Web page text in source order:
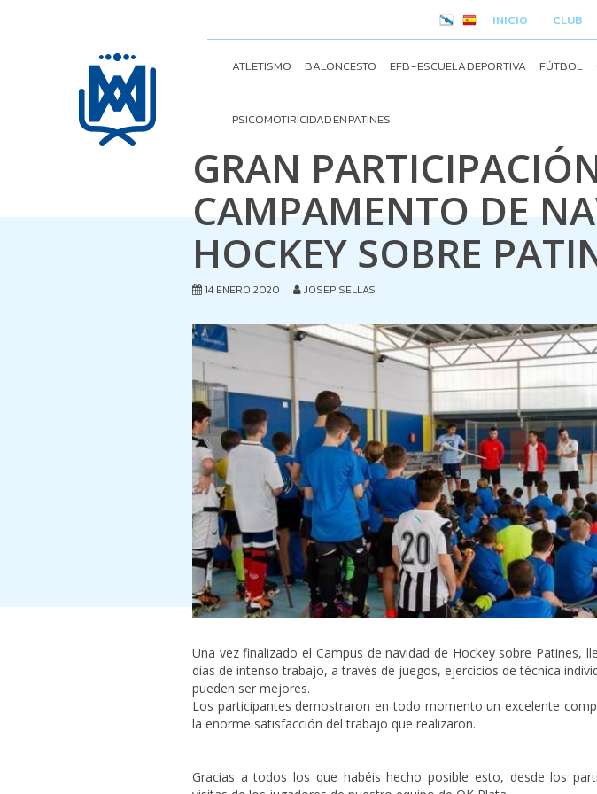
INICIO CLUB
ATLETISMO BALONCESTO EFB - ESCUELA DEPORTIVA FÚTBOL
PSICOMOTIRICIDAD EN PATINES
GRAN
CAMPAMENTO DE
HOCKEY SOBRE
14 ENERO 2020 JOSEP SELLAS
Una vez finalizado el Campus de navidad de Hockey sobre Patines,
días de intenso trabajo, a través de juegos, ejercicios de técnica
pueden ser mejores.
Los participantes demostraron en todo momento un excelente
la enorme satisfacción del trabajo que realizaron.
Gracias a todos los que habéis hecho posible esto, desde los